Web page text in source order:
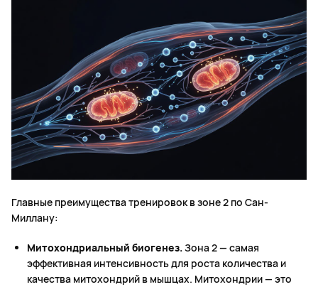
Главные преимущества тренировок в зоне 2 по Сан-
Миллану:
Митохондриальный биогенез.Зона 2 — самая
эффективная интенсивность для роста количества и
качества митохондрий в мышцах. Митохондрии — это